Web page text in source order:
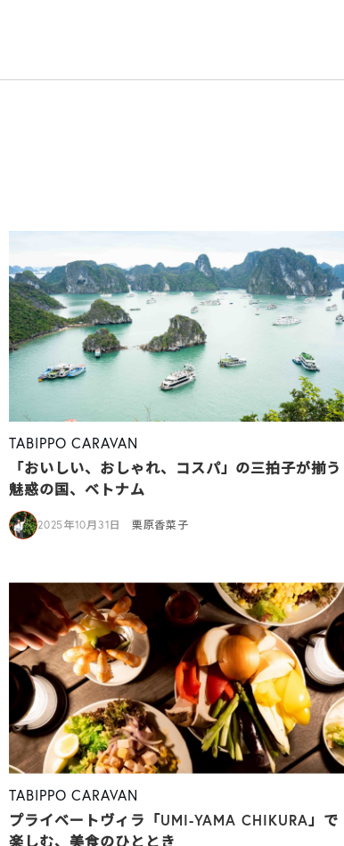
TABIPPO CARAVAN
「おいしい、おしゃれ、コスパ」の三拍子が揃う
魅惑の国、ベトナム
2025年10月31日 栗原香菜子
TABIPPO CARAVAN
プライベートヴィラ「UMI-YAMA CHIKURA」で
楽しむ、美食のひととき